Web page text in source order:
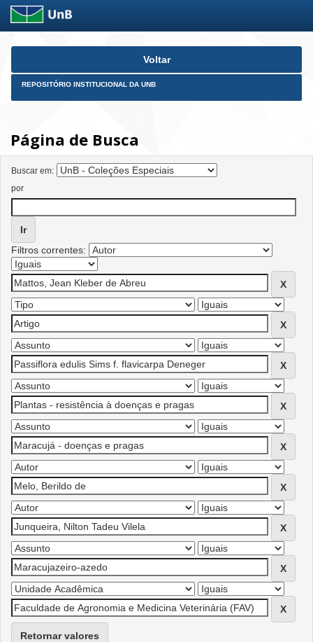
Skip
Voltar
REPOSITÓRIO INSTITUCIONAL DA UNB
Página de Busca
Buscar em:
por
Filtros correntes:
Retornar valores